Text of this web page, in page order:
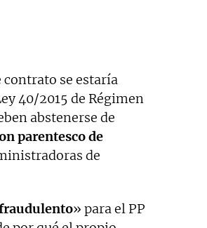
contrato se estaría
40/2015 de Régimen
abstenerse de
parentesco de
de
» para el PP